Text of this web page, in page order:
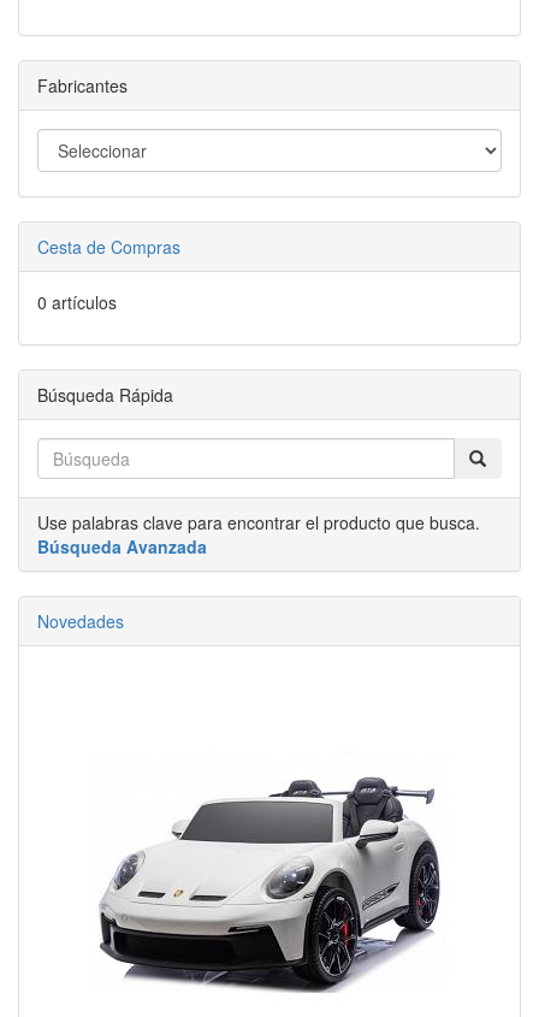
Fabricantes
Cesta de Compras
0 artículos
Búsqueda Rápida
Use palabras clave para encontrar el producto que busca.
Búsqueda Avanzada
Novedades